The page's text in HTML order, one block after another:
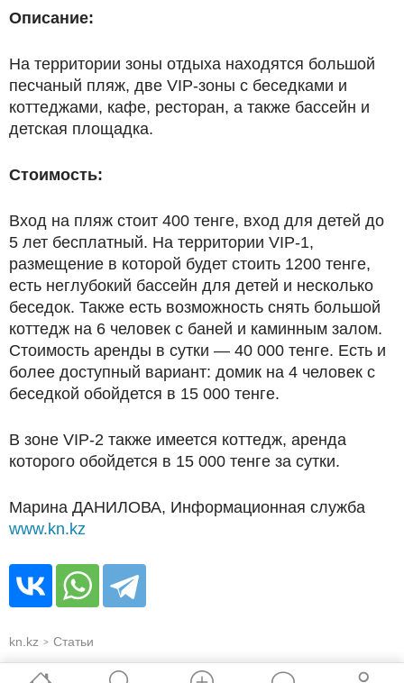
Описание:
На территории зоны отдыха находятся большой
песчаный пляж, две VIP-­зоны с беседками и
коттеджами, кафе, ресторан, а также бассейн и
детская площадка.
Стоимость:
Вход на пляж стоит 400 тенге, вход для детей до
5 лет бесплатный. На территории VIP­-1,
размещение в которой будет стоить 1200 тенге,
есть неглубокий бассейн для детей и несколько
беседок. Также есть возможность снять большой
коттедж на 6 человек с баней и каминным залом.
Стоимость аренды в сутки — 40 000 тенге. Есть и
более доступный вариант: домик на 4 человек с
беседкой обойдется в 15 000 тенге.
В зоне VIP­-2 также имеется коттедж, аренда
которого обойдется в 15 000 тенге за сутки.
Марина ДАНИЛОВА, Информационная служба
www.kn.kz
kn.kz > Статьи